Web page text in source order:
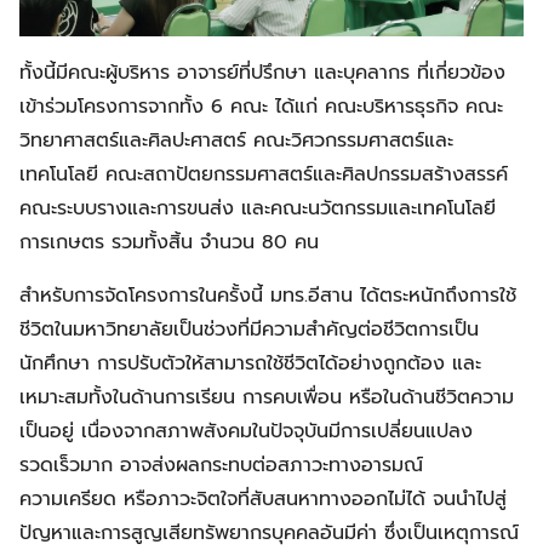
ทั้งนี้มีคณะผู้บริหาร อาจารย์ที่ปรึกษา และบุคลากร ที่เกี่ยวข้อง
เข้าร่วมโครงการจากทั้ง 6 คณะ ได้แก่ คณะบริหารธุรกิจ คณะ
วิทยาศาสตร์และศิลปะศาสตร์ คณะวิศวกรรมศาสตร์และ
เทคโนโลยี คณะสถาปัตยกรรมศาสตร์และศิลปกรรมสร้างสรรค์
คณะระบบรางและการขนส่ง และคณะนวัตกรรมและเทคโนโลยี
การเกษตร รวมทั้งสิ้น จำนวน 80 คน
สำหรับการจัดโครงการในครั้งนี้ มทร.อีสาน ได้ตระหนักถึงการใช้
ชีวิตในมหาวิทยาลัยเป็นช่วงที่มีความสำคัญต่อชีวิตการเป็น
นักศึกษา การปรับตัวให้สามารถใช้ชีวิตได้อย่างถูกต้อง และ
เหมาะสมทั้งในด้านการเรียน การคบเพื่อน หรือในด้านชีวิตความ
เป็นอยู่ เนื่องจากสภาพสังคมในปัจจุบันมีการเปลี่ยนแปลง
รวดเร็วมาก อาจส่งผลกระทบต่อสภาวะทางอารมณ์
ความเครียด หรือภาวะจิตใจที่สับสนหาทางออกไม่ได้ จนนำไปสู่
ปัญหาและการสูญเสียทรัพยากรบุคคลอันมีค่า ซึ่งเป็นเหตุการณ์